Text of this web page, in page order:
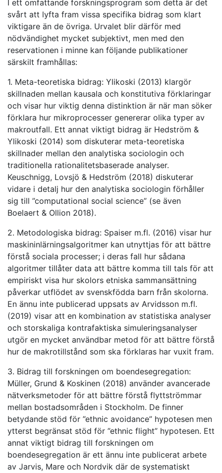
I ett omfattande forskningsprogram som detta är det
svårt att lyfta fram vissa specifika bidrag som klart
viktigare än de övriga. Urvalet blir därför med
nödvändighet mycket subjektivt, men med den
reservationen i minne kan följande publikationer
särskilt framhållas:
1. Meta-teoretiska bidrag: Ylikoski (2013) klargör
skillnaden mellan kausala och konstitutiva förklaringar
och visar hur viktig denna distinktion är när man söker
förklara hur mikroprocesser genererar olika typer av
makroutfall. Ett annat viktigt bidrag är Hedström &
Ylikoski (2014) som diskuterar meta-teoretiska
skillnader mellan den analytiska sociologin och
traditionella rationalitetsbaserade analyser.
Keuschnigg, Lovsjö & Hedström (2018) diskuterar
vidare i detalj hur den analytiska sociologin förhåller
sig till ”computational social science” (se även
Boelaert & Ollion 2018).
2. Metodologiska bidrag: Spaiser m.fl. (2016) visar hur
maskininlärningsalgoritmer kan utnyttjas för att bättre
förstå sociala processer; i deras fall hur sådana
algoritmer tillåter data att bättre komma till tals för att
empiriskt visa hur skolors etniska sammansättning
påverkar utflödet av svenskfödda barn från skolorna.
En ännu inte publicerad uppsats av Arvidsson m.fl.
(2019) visar att en kombination av statistiska analyser
och storskaliga kontrafaktiska simuleringsanalyser
utgör en mycket användbar metod för att bättre förstå
hur de makrotillstånd som ska förklaras har vuxit fram.
3. Bidrag till forskningen om boendesegregation:
Müller, Grund & Koskinen (2018) använder avancerade
nätverksmetoder för att bättre förstå flyttströmmar
mellan bostadsområden i Stockholm. De finner
betydande stöd för ”ethnic avoidance” hypotesen men
ytterst begränsat stöd för ”ethnic flight” hypotesen. Ett
annat viktigt bidrag till forskningen om
boendesegregation är ett ännu inte publicerat arbete
av Jarvis, Mare och Nordvik där de systematiskt